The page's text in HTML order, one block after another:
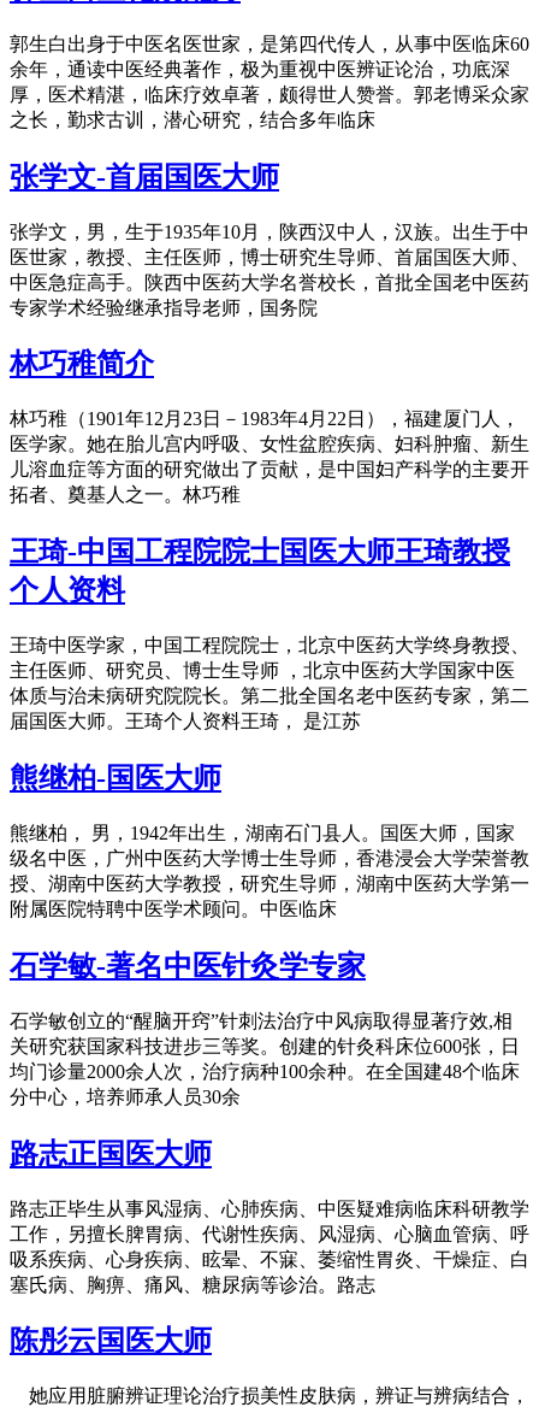
郭生白出身于中医名医世家，是第四代传人，从事中医临床60
余年，通读中医经典著作，极为重视中医辨证论治，功底深
厚，医术精湛，临床疗效卓著，颇得世人赞誉。郭老博采众家
之长，勤求古训，潜心研究，结合多年临床
张学文-首届国医大师
张学文，男，生于1935年10月，陕西汉中人，汉族。出生于中
医世家，教授、主任医师，博士研究生导师、首届国医大师、
中医急症高手。陕西中医药大学名誉校长，首批全国老中医药
专家学术经验继承指导老师，国务院
林巧稚简介
林巧稚（1901年12月23日－1983年4月22日），福建厦门人，
医学家。她在胎儿宫内呼吸、女性盆腔疾病、妇科肿瘤、新生
儿溶血症等方面的研究做出了贡献，是中国妇产科学的主要开
拓者、奠基人之一。林巧稚
王琦-中国工程院院士国医大师王琦教授
个人资料
王琦中医学家，中国工程院院士，北京中医药大学终身教授、
主任医师、研究员、博士生导师 ，北京中医药大学国家中医
体质与治未病研究院院长。第二批全国名老中医药专家，第二
届国医大师。王琦个人资料王琦， 是江苏
熊继柏-国医大师
熊继柏， 男，1942年出生，湖南石门县人。国医大师，国家
级名中医，广州中医药大学博士生导师，香港浸会大学荣誉教
授、湖南中医药大学教授，研究生导师，湖南中医药大学第一
附属医院特聘中医学术顾问。中医临床
石学敏-著名中医针灸学专家
石学敏创立的“醒脑开窍”针刺法治疗中风病取得显著疗效,相
关研究获国家科技进步三等奖。创建的针灸科床位600张，日
均门诊量2000余人次，治疗病种100余种。在全国建48个临床
分中心，培养师承人员30余
路志正国医大师
路志正毕生从事风湿病、心肺疾病、中医疑难病临床科研教学
工作，另擅长脾胃病、代谢性疾病、风湿病、心脑血管病、呼
吸系疾病、心身疾病、眩晕、不寐、萎缩性胃炎、干燥症、白
塞氏病、胸痹、痛风、糖尿病等诊治。路志
陈彤云国医大师
她应用脏腑辨证理论治疗损美性皮肤病，辨证与辨病结合，